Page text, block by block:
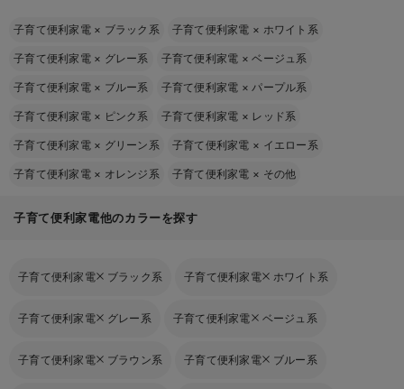
子育て便利家電 × ブラック系 子育て便利家電 × ホワイト系
子育て便利家電 × グレー系 子育て便利家電 ×ベージュ系
子育て便利家電 × ブルー系 子育て便利家電 ×パープル系
子育て便利家電 × ピンク系 子育て便利家電 × レッド系
子育て便利家電 × グリーン系 子育て便利家電 × イエロー系
子育て便利家電 × オレンジ系 子育て便利家電 × その他
子育て便利家電他のカラーを探す
子育て便利家電 ブラック系 子育て便利家電 ホワイト系
子育て便利家電 グレー系 子育て便利家電 ベージュ系
子育て便利家電 ブラウン系 子育て便利家電 ブルー系